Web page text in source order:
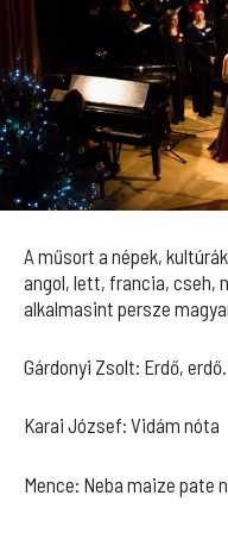
A műsort a népek,
angol, lett, francia, cseh,
alkalmasint persze
Gárdonyi Zsolt: Erdő,
Karai József: Vidám nóta
Mence: Neba maize pate